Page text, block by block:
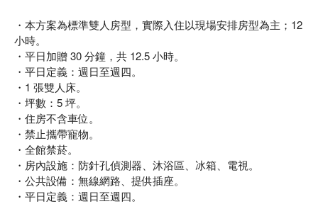
・本方案為標準雙人房型，實際入住以現場安排房型為主；12
小時。
・平日加贈 30 分鐘，共 12.5 小時。
・平日定義：週日至週四。
・1 張雙人床。
・坪數：5 坪。
・住房不含車位。
・禁止攜帶寵物。
・全館禁菸。
・房內設施：防針孔偵測器、沐浴區、冰箱、電視。
・公共設備：無線網路、提供插座。
・平日定義：週日至週四。